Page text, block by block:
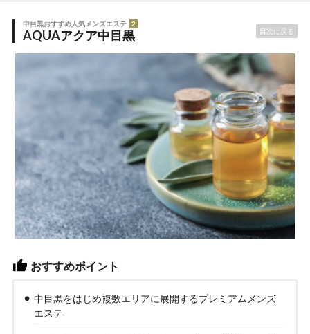
中目黒おすすめ人気メンズエステ 2
AQUAアクア中目黒 目次に戻る
おすすめポイント
中目黒をはじめ複数エリアに展開するプレミアムメンズ
エステ